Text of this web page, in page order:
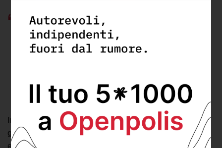
Entro il 30 giugno di ogni anno, il Ministro
dell’interno, coordinandosi con il Ministero
dell’economia e delle finanze, presenta alle Camere
- Art. 6 D.l. 119/2014
Inoltre la relazione doveva essere pubblicata entro
giugno
. Sei mesi di ritardo sono un tempo eccessivo per
essere giustificato da un semplice rallentamento